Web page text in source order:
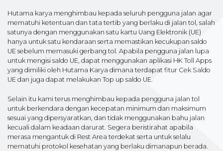
Hutama karya menghimbau kepada seluruh pengguna jalan agar
mematuhi ketentuan dan tata tertib yang berlaku di jalan tol, salah
satunya dengan menggunakan satu kartu Uang Elektronik (UE)
hanya untuk satu kendaraan serta memastikan kecukupan saldo
UE sebelum memasuki gerbang tol. Apabila pengguna jalan lupa
untuk mengisi saldo UE, dapat menggunakan aplikasi HK Toll Apps
yang dimiliki oleh Hutama Karya dimana terdapat fitur Cek Saldo
UE dan juga dapat melakukan Top up saldo UE.
Selain itu kami terus menghimbau kepada pengguna jalan tol
untuk berkendara dengan kecepatan minimum dan maksimum
sesuai yang dipersyaratkan, dan tidak menggunakan bahu jalan
kecuali dalam keadaan darurat. Segera beristirahat apabila
merasa mengantuk di Rest Area terdekat serta untuk selalu
mematuhi protokol kesehatan yang berlaku dimanapun berada.